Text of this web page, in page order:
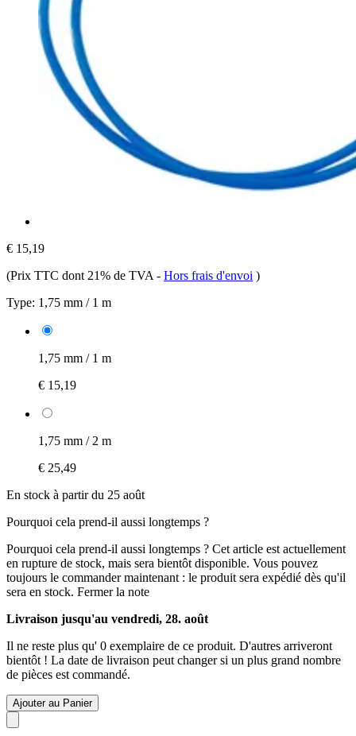
€ 15,19
(Prix TTC dont 21% de TVA - Hors frais d'envoi )
Type: 1,75 mm / 1 m
1,75 mm / 1 m
€ 15,19
1,75 mm / 2 m
€ 25,49
En stock à partir du 25 août
Pourquoi cela prend-il aussi longtemps ?
Pourquoi cela prend-il aussi longtemps ? Cet article est actuellement
en rupture de stock, mais sera bientôt disponible. Vous pouvez
toujours le commander maintenant : le produit sera expédié dès qu'il
sera en stock. Fermer la note
Livraison jusqu'au vendredi, 28. août
Il ne reste plus qu' 0 exemplaire de ce produit. D'autres arriveront
bientôt ! La date de livraison peut changer si un plus grand nombre
de pièces est commandé.
Ajouter au Panier